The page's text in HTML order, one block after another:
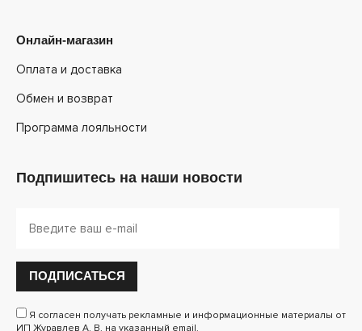
Онлайн-магазин
Оплата и доставка
Обмен и возврат
Программа лояльности
Подпишитесь на наши новости
ПОДПИСАТЬСЯ
Я согласен получать рекламные и информационные материалы от
ИП Журавлев А. В. на указанный email.